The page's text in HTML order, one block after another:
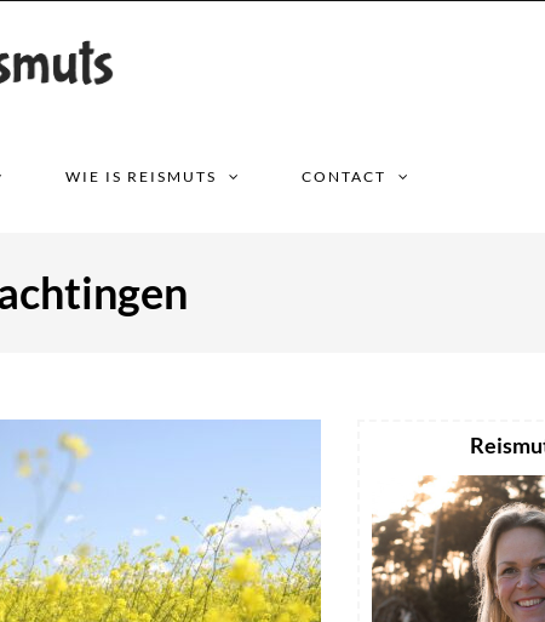
WIE IS REISMUTS CONTACT